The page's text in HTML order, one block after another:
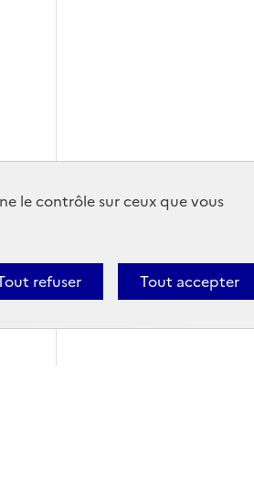
le contrôle sur ceux que vous
Tout accepter
refuser